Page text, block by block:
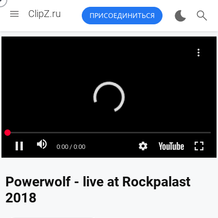
 ClipZ.ru ПРИСОЕДИНИТЬСЯ 
Powerwolf - live at Rockpalast
2018